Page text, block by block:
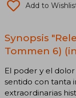
Add to
Synopsis
Tommen 6)
El poder y el
sentido con tanta
extraordinarias